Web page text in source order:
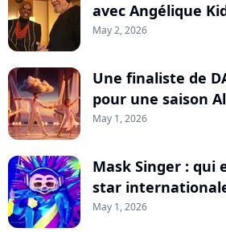
avec Angélique
May 2, 2026
Une finaliste de
pour une saison
May 1, 2026
Mask Singer : qui
star
May 1, 2026